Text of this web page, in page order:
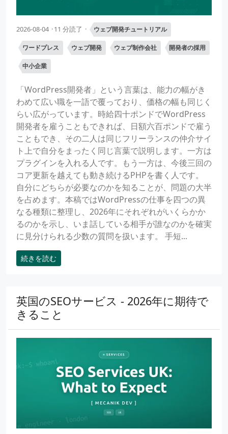
2026-08-04 11 分読了 ウェブ開発チュートリアル
ワードプレス ウェブ開発 ウェブ制作会社 開発者の採用
中小企業
「WordPress開発者」という言葉は、能力の幅がき
わめて広い職を一語で覆っており、価格の幅も同じく
らい広がっています。時給四十ポンドでWordPress
開発者を雇うこともできれば、日額六百ポンドで雇う
こともでき、その二人は同じフリーランスの仲介サイ
ト上で自分をまったく同じ言葉で説明します。一方は
プラグインを入れる人です。もう一方は、今後三回の
コア更新を越えても動き続けるPHPを書く人です。
自分にどちらが必要なのかを知ることが、問題の大半
を占めます。本稿ではWordPressの仕事を四つの異
なる種類に整理し、2026年にそれぞれがいくらかか
るのかを示し、いま話している相手が誰なのかを確実
に見分けられる少数の質問を扱います。 手短...
続きを読む
英国のSEOサービス - 2026年に期待で
きること